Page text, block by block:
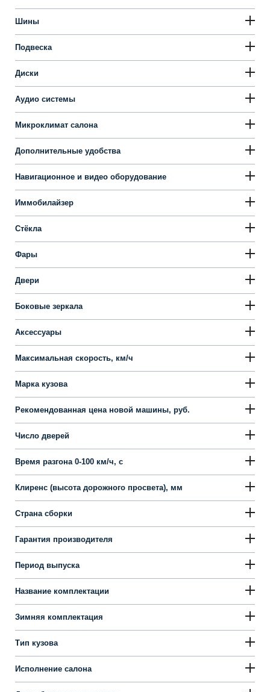
Шины
Подвеска
Диски
Аудио системы
Микроклимат салона
Дополнительные удобства
Навигационное и видео оборудование
Иммобилайзер
Стёкла
Фары
Двери
Боковые зеркала
Аксессуары
Максимальная скорость, км/ч
Марка кузова
Рекомендованная цена новой машины, руб.
Число дверей
Время разгона 0-100 км/ч, с
Клиренс (высота дорожного просвета), мм
Страна сборки
Гарантия производителя
Период выпуска
Название комплектации
Зимняя комплектация
Тип кузова
Исполнение салона